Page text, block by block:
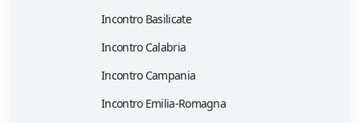
Incontro Basilicate
Incontro Calabria
Incontro Campania
Incontro Emilia-Romagna